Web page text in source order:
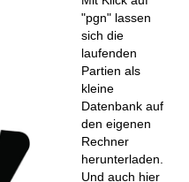
"pgn" lassen
sich die
laufenden
Partien als
kleine
Datenbank auf
den eigenen
Rechner
herunterladen.
Und auch hier